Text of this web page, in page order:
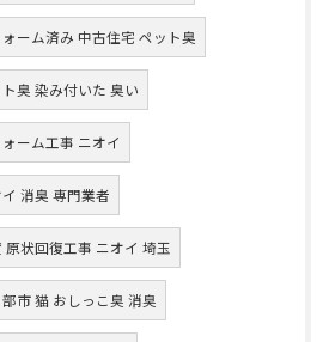
ォーム済み 中古住宅 ペット臭
臭 染み付いた 臭い
ォーム工事 ニオイ
消臭 専門業者
原状回復工事 ニオイ 埼玉
市 猫 おしっこ臭 消臭